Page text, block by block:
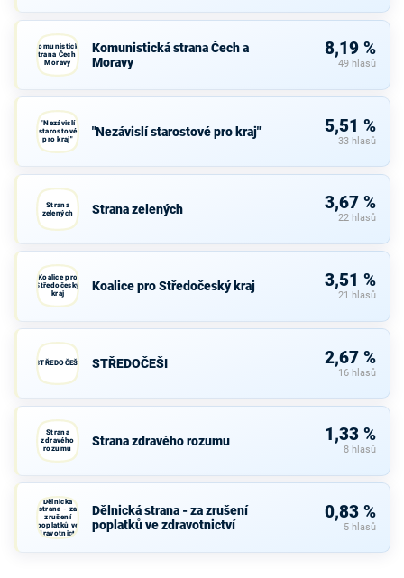
Komunistická
strana Čech a
Moravy
Komunistická strana Čech a
Moravy
8,19 %
49 hlasů
"Nezávislí
starostové
pro kraj"
"Nezávislí starostové pro kraj" 5,51 %
33 hlasů
Strana
zelených
Strana zelených 3,67 %
22 hlasů
Koalice pro
Středočeský
kraj
Koalice pro Středočeský kraj 3,51 %
21 hlasů
STŘEDOČEŠI STŘEDOČEŠI 2,67 %
16 hlasů
Strana
zdravého
rozumu
Strana zdravého rozumu 1,33 %
8 hlasů
Dělnická
strana - za
zrušení
poplatků ve
zdravotnictví
Dělnická strana - za zrušení
poplatků ve zdravotnictví
0,83 %
5 hlasů